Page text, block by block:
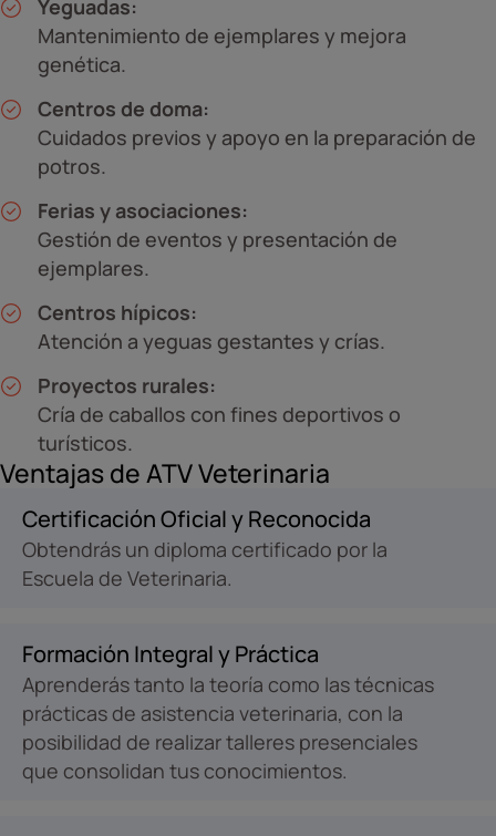
Yeguadas:
Mantenimiento de ejemplares y mejora
genética.
Centros de doma:
Cuidados previos y apoyo en la preparación de
potros.
Ferias y asociaciones:
Gestión de eventos y presentación de
ejemplares.
Centros hípicos:
Atención a yeguas gestantes y crías.
Proyectos rurales:
Cría de caballos con fines deportivos o
turísticos.
Ventajas de ATV Veterinaria
Certificación Oficial y Reconocida
Obtendrás un diploma certificado por la
Escuela de Veterinaria.
Formación Integral y Práctica
Aprenderás tanto la teoría como las técnicas
prácticas de asistencia veterinaria, con la
posibilidad de realizar talleres presenciales
que consolidan tus conocimientos.